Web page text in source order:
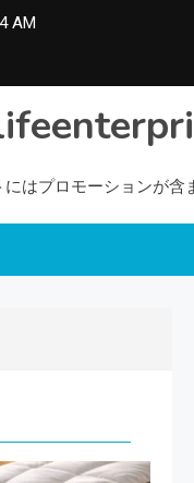
AM
にはプロモーションが含